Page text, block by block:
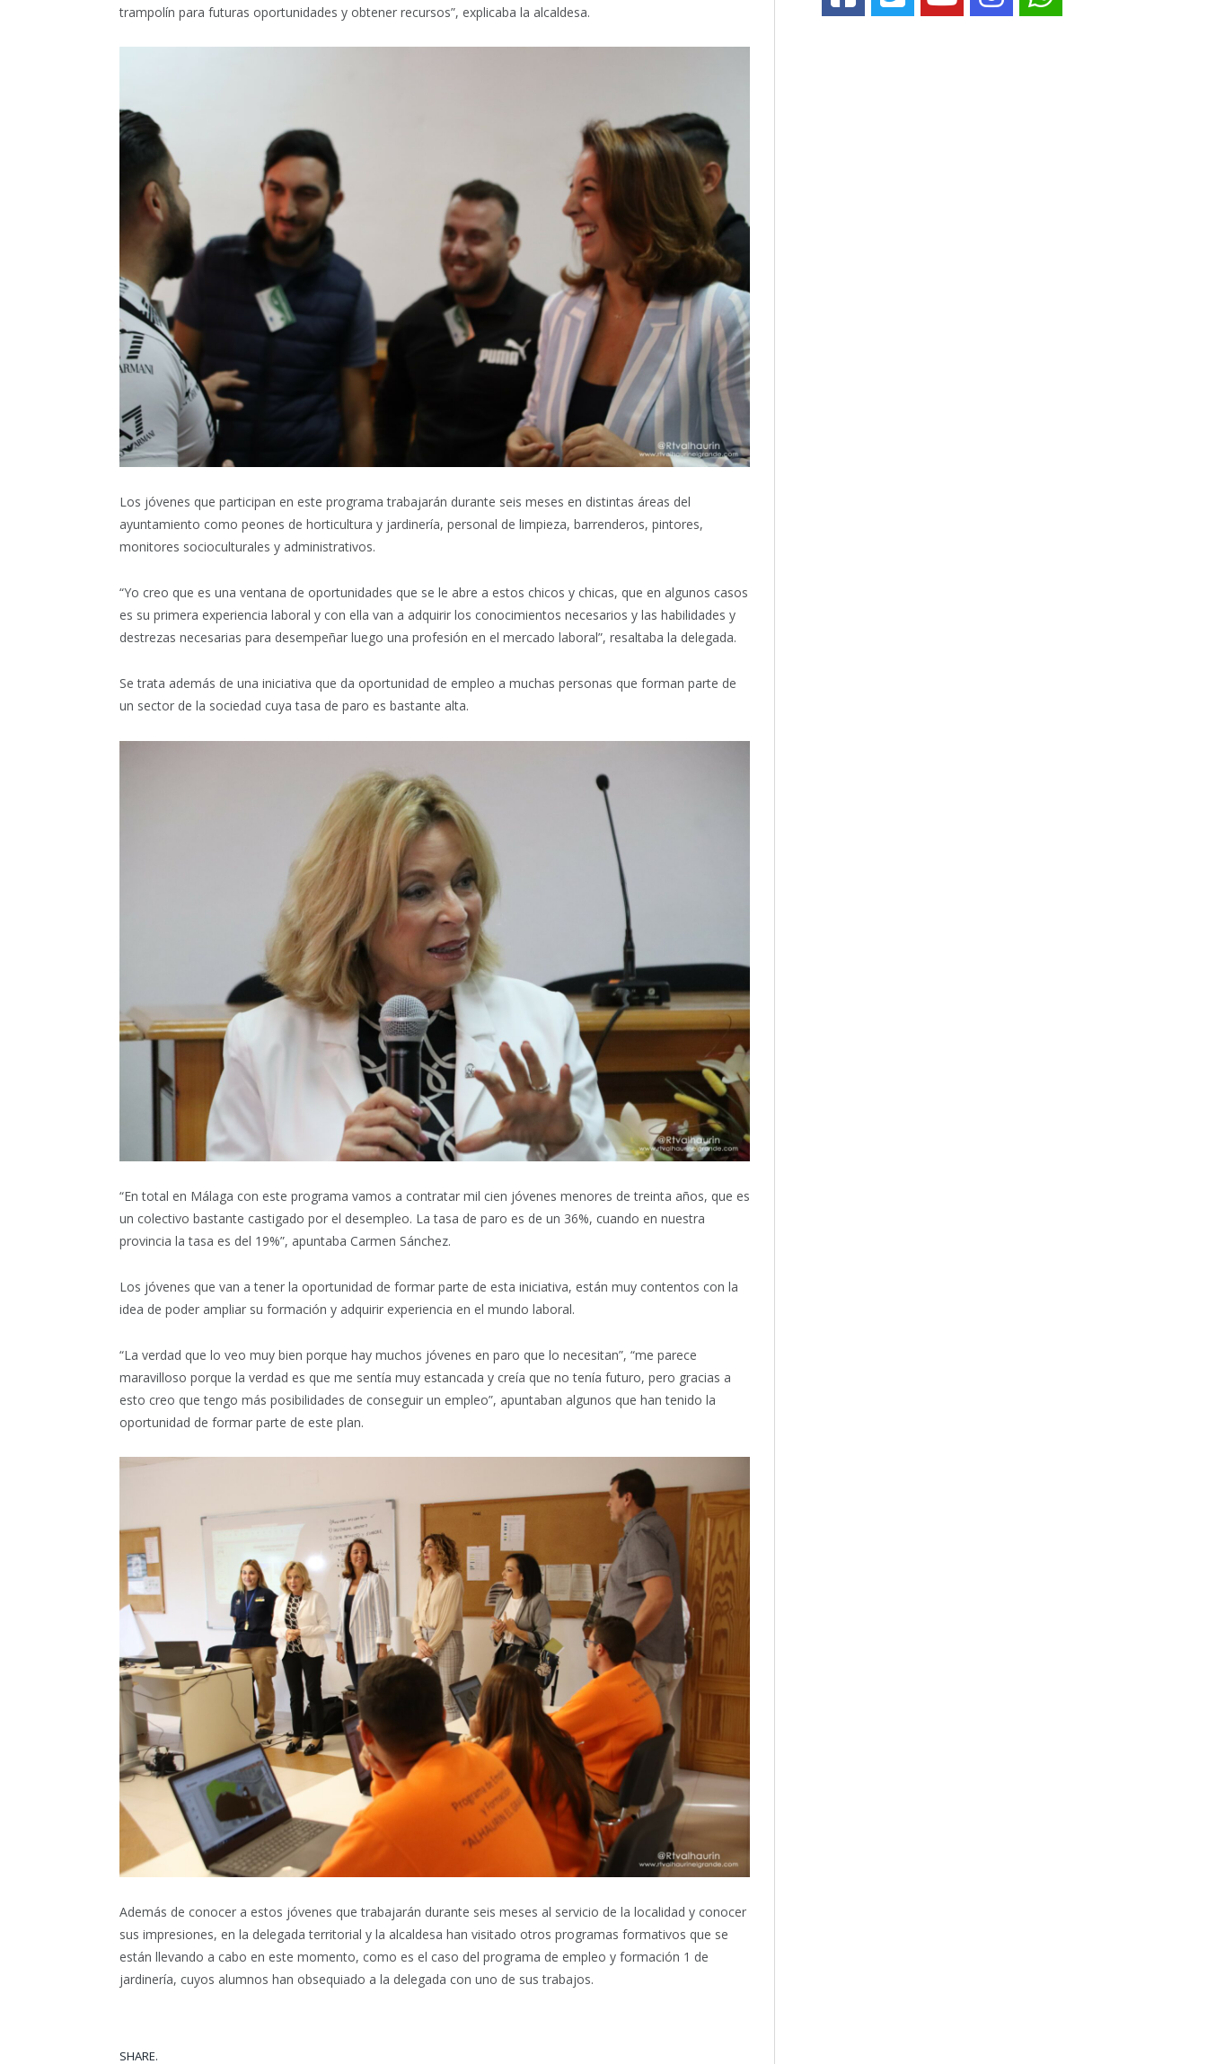
trampolín para futuras oportunidades y obtener recursos”, explicaba la alcaldesa.
Los jóvenes que participan en este programa trabajarán durante seis meses en distintas áreas del
ayuntamiento como peones de horticultura y jardinería, personal de limpieza, barrenderos, pintores,
monitores socioculturales y administrativos.
“Yo creo que es una ventana de oportunidades que se le abre a estos chicos y chicas, que en algunos casos
es su primera experiencia laboral y con ella van a adquirir los conocimientos necesarios y las habilidades y
destrezas necesarias para desempeñar luego una profesión en el mercado laboral”, resaltaba la delegada.
Se trata además de una iniciativa que da oportunidad de empleo a muchas personas que forman parte de
un sector de la sociedad cuya tasa de paro es bastante alta.
“En total en Málaga con este programa vamos a contratar mil cien jóvenes menores de treinta años, que es
un colectivo bastante castigado por el desempleo. La tasa de paro es de un 36%, cuando en nuestra
provincia la tasa es del 19%”, apuntaba Carmen Sánchez.
Los jóvenes que van a tener la oportunidad de formar parte de esta iniciativa, están muy contentos con la
idea de poder ampliar su formación y adquirir experiencia en el mundo laboral.
“La verdad que lo veo muy bien porque hay muchos jóvenes en paro que lo necesitan”, “me parece
maravilloso porque la verdad es que me sentía muy estancada y creía que no tenía futuro, pero gracias a
esto creo que tengo más posibilidades de conseguir un empleo”, apuntaban algunos que han tenido la
oportunidad de formar parte de este plan.
Además de conocer a estos jóvenes que trabajarán durante seis meses al servicio de la localidad y conocer
sus impresiones, en la delegada territorial y la alcaldesa han visitado otros programas formativos que se
están llevando a cabo en este momento, como es el caso del programa de empleo y formación 1 de
jardinería, cuyos alumnos han obsequiado a la delegada con uno de sus trabajos.
SHARE.